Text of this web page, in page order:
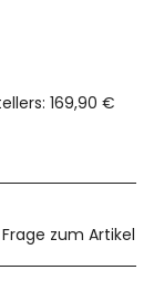
: 169,90 €
Frage zum Artikel